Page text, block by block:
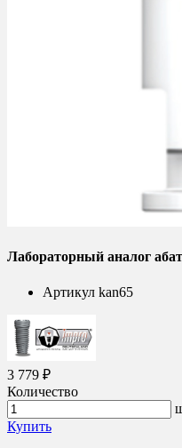
Лабораторный аналог
Артикул kan65
3 779 ₽
Количество
Купить